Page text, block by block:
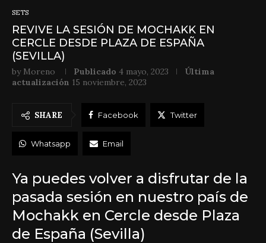
SETS
REVIVE LA SESIÓN DE MOCHAKK EN
CERCLE DESDE PLAZA DE ESPAÑA
(SEVILLA)
by Moreno Publicado 4 mayo, 2023
Última
actualización 15 noviembre, 2023
SHARE Facebook Twitter
Whatsapp Email
Ya puedes volver a disfrutar de la
pasada sesión en nuestro país de
Mochakk en Cercle desde Plaza
de España (Sevilla)